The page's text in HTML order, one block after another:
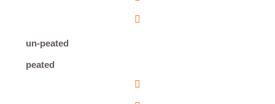
un-peated
peated